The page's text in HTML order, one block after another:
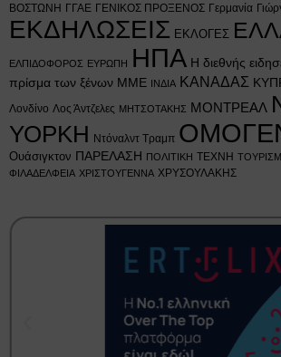
ΒΟΣΤΩΝΗ ΓΓΑΕ ΓΕΝΙΚΟΣ ΠΡΟΞΕΝΟΣ Γερμανία
ΕΚΔΗΛΩΣΕΙΣ ΕΚΛΟΓΕΣ
ΕΛΠΙΔΟΦΟΡΟΣ ΕΥΡΩΠΗ ΗΠΑ Η διεθνής
πρίσμα των ξένων ΜΜΕ ΙΝΔΙΑ ΚΑΝΑΔΑΣ
Λονδίνο Λος Άντζελες ΜΗΤΣΟΤΑΚΗΣ ΜΟΝΤΡΕΑΛ
ΥΟΡΚΗ Ντόναλντ Τραμπ
Ουάσιγκτον ΠΑΡΕΛΑΣΗ ΠΟΛΙΤΙΚΗ ΤΕΧΝΗ
ΦΙΛΑΔΕΛΦΕΙΑ ΧΡΙΣΤΟΥΓΕΝΝΑ ΧΡΥΣΟΥΛΑΚΗΣ